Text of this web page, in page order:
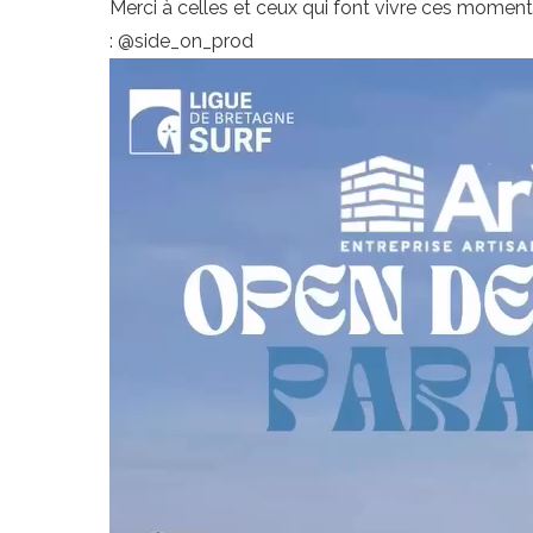
Merci à celles et ceux qui font vivre ces
: @side_on_prod
vidéo